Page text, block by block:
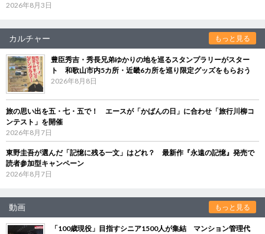
2026年8月3日
カルチャー もっと見る
豊臣秀吉・秀長兄弟ゆかりの地を巡るスタンプラリーがスター
ト 和歌山市内5カ所・近畿6カ所を巡り限定グッズをもらおう
2026年8月8日
旅の思い出を五・七・五で！ エースが「かばんの日」に合わせ「旅行川柳コ
ンテスト」を開催
2026年8月7日
東野圭吾が選んだ「記憶に残る一文」はどれ？ 最新作『永遠の記憶』発売で
読者参加型キャンペーン
2026年8月7日
動画 もっと見る
「100歳現役」目指すシニア1500人が集結 マンション管理代